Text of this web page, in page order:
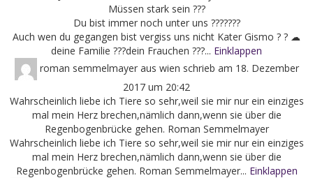
Müssen stark sein ???
Du bist immer noch unter uns ???????
Auch wen du gegangen bist vergiss uns nicht Kater Gismo ? ? ☁
deine Familie ???dein Frauchen ???... Einklappen
roman semmelmayer aus wien schrieb am 18. Dezember
2017 um 20:42
Wahrscheinlich liebe ich Tiere so sehr,weil sie mir nur ein einziges
mal mein Herz brechen,nämlich dann,wenn sie über die
Regenbogenbrücke gehen. Roman Semmelmayer
Wahrscheinlich liebe ich Tiere so sehr,weil sie mir nur ein einziges
mal mein Herz brechen,nämlich dann,wenn sie über die
Regenbogenbrücke gehen. Roman Semmelmayer... Einklappen